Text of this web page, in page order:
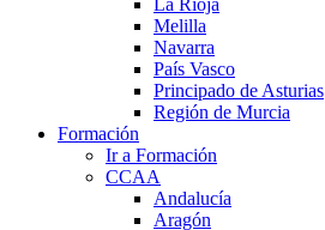
Melilla
Navarra
País Vasco
Principado de Asturias
Región de Murcia
Formación
Ir a Formación
CCAA
Andalucía
Aragón